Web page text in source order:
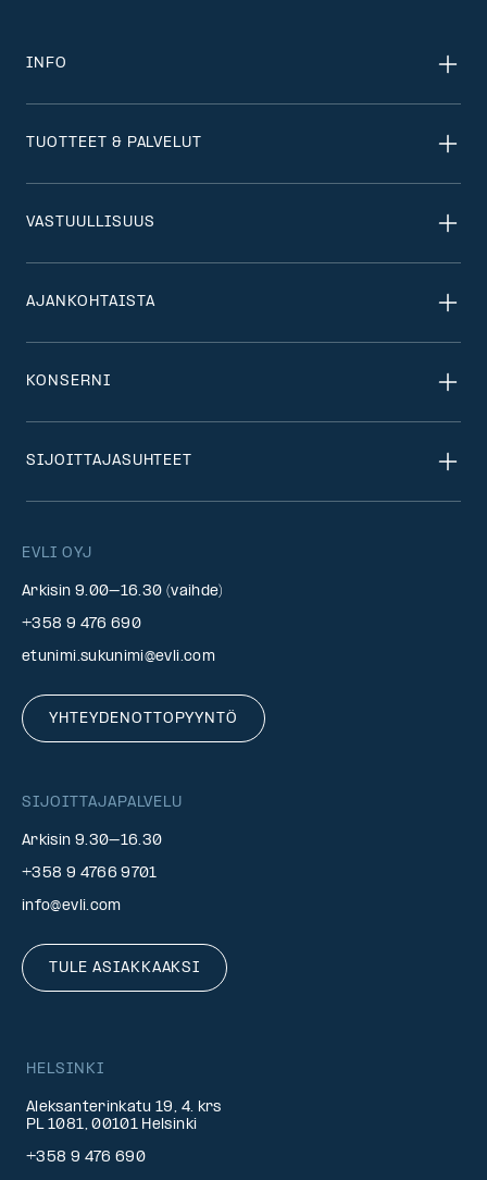
EVLI OYJ
Arkisin 9.00–16.30 (vaihde)
+358 9 476 690
etunimi.sukunimi@evli.com
YHTEYDENOTTOPYYNTÖ
SIJOITTAJAPALVELU
Arkisin 9.30–16.30
+358 9 4766 9701
info@evli.com
TULE ASIAKKAAKSI
INFO
TUOTTEET & PALVELUT
VASTUULLISUUS
AJANKOHTAISTA
KONSERNI
SIJOITTAJASUHTEET
HELSINKI
Aleksanterinkatu 19, 4. krs
PL 1081, 00101 Helsinki
+358 9 476 690